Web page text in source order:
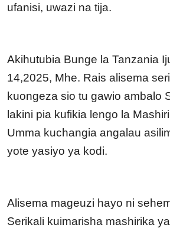
ufanisi, uwazi na tija.
Akihutubia Bunge la Tanzania
14,2025, Mhe. Rais alisema
kuongeza sio tu gawio ambalo
lakini pia kufikia lengo la
Umma kuchangia angalau
yote yasiyo ya kodi.
Alisema mageuzi hayo ni
Serikali kuimarisha mashirika